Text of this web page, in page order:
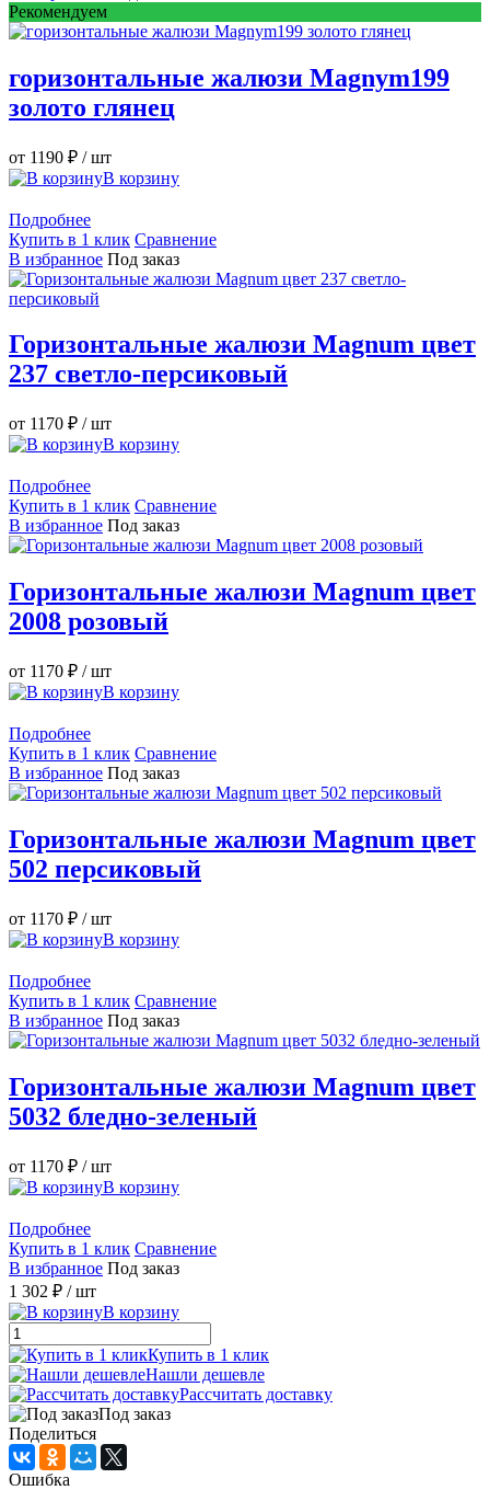
Рекомендуем
горизонтальные жалюзи Magnym199
золото глянец
от 1190 ₽ / шт
В корзину
Подробнее
Купить в 1 клик Сравнение
В избранное Под заказ
Горизонтальные жалюзи Magnum цвет
237 светло-персиковый
от 1170 ₽ / шт
В корзину
Подробнее
Купить в 1 клик Сравнение
В избранное Под заказ
Горизонтальные жалюзи Magnum цвет
2008 розовый
от 1170 ₽ / шт
В корзину
Подробнее
Купить в 1 клик Сравнение
В избранное Под заказ
Горизонтальные жалюзи Magnum цвет
502 персиковый
от 1170 ₽ / шт
В корзину
Подробнее
Купить в 1 клик Сравнение
В избранное Под заказ
Горизонтальные жалюзи Magnum цвет
5032 бледно-зеленый
от 1170 ₽ / шт
В корзину
Подробнее
Купить в 1 клик Сравнение
В избранное Под заказ
1 302 ₽ / шт
В корзину
Купить в 1 клик
Нашли дешевле
Рассчитать доставку
Под заказ
Поделиться
Ошибка